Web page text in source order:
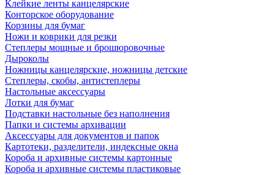
Клейкие ленты канцелярские
Конторское оборудование
Корзины для бумаг
Ножи и коврики для резки
Степлеры мощные и брошюровочные
Дыроколы
Ножницы канцелярские, ножницы детские
Степлеры, скобы, антистеплеры
Настольные аксессуары
Лотки для бумаг
Подставки настольные без наполнения
Папки и системы архивации
Аксессуары для документов и папок
Картотеки, разделители, индексные окна
Короба и архивные системы картонные
Короба и архивные системы пластиковые